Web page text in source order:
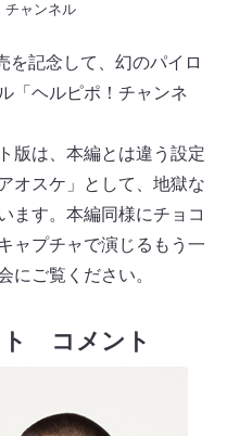
チャンネル
を記念して、幻のパイロ
「ヘルピポ！チャンネ
版は、本編とは違う設定
オスケ」として、地獄な
ます。本編同様にチョコ
ャプチャで演じるもう一
にご覧ください。
ト コメント